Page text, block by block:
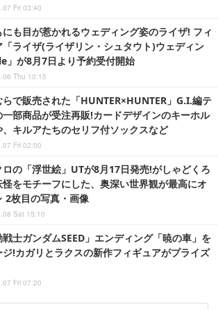
Fri 03:40
も目が惹かれるウェディング姿のライザ! フィ
「ライザ(ライザリン・シュタウト)ウェディン
」が8月7日より予約受付開始
Thu 10:15
らで販売された「HUNTER×HUNTER」G.I.編テ
一部商品が受注再販!カードデザインのキーホル
、キルアたちのセリフ付ソックスなど
Fri 02:00
ロの「浮世絵」UTが8月17日発売!がしゃどくろ
怪をモチーフにした、奥深い世界観が最高にオ
2枚目の写真・画像
Sat 15:10
戦士ガンダムSEED」エンディング「暁の車」を
ジ!カガリとラクスの新作フィギュアがプライズ
Fri 07:20